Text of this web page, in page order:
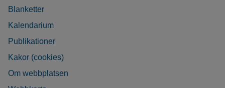
Blanketter
Kalendarium
Publikationer
Kakor (cookies)
Om webbplatsen